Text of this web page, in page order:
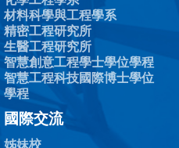
材料科學與工程學系
精密工程研究所
生醫工程研究所
智慧創意工程學士學位學程
智慧工程科技國際博士學位
學程
國際交流
姊妹校